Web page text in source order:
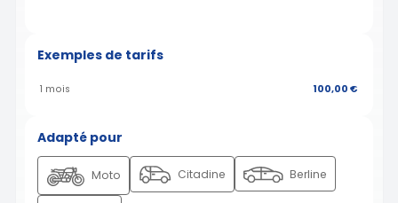
Exemples de tarifs
1 mois 100,00 €
Adapté pour
Moto Citadine Berline